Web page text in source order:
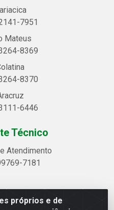
próprios e de
7951
Mateus
8369
8370
6446
Técnico
Atendimento
7181
- Avenida Alegre, 2521 -